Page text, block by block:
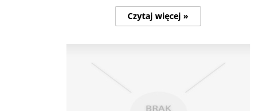
Czytaj więcej »